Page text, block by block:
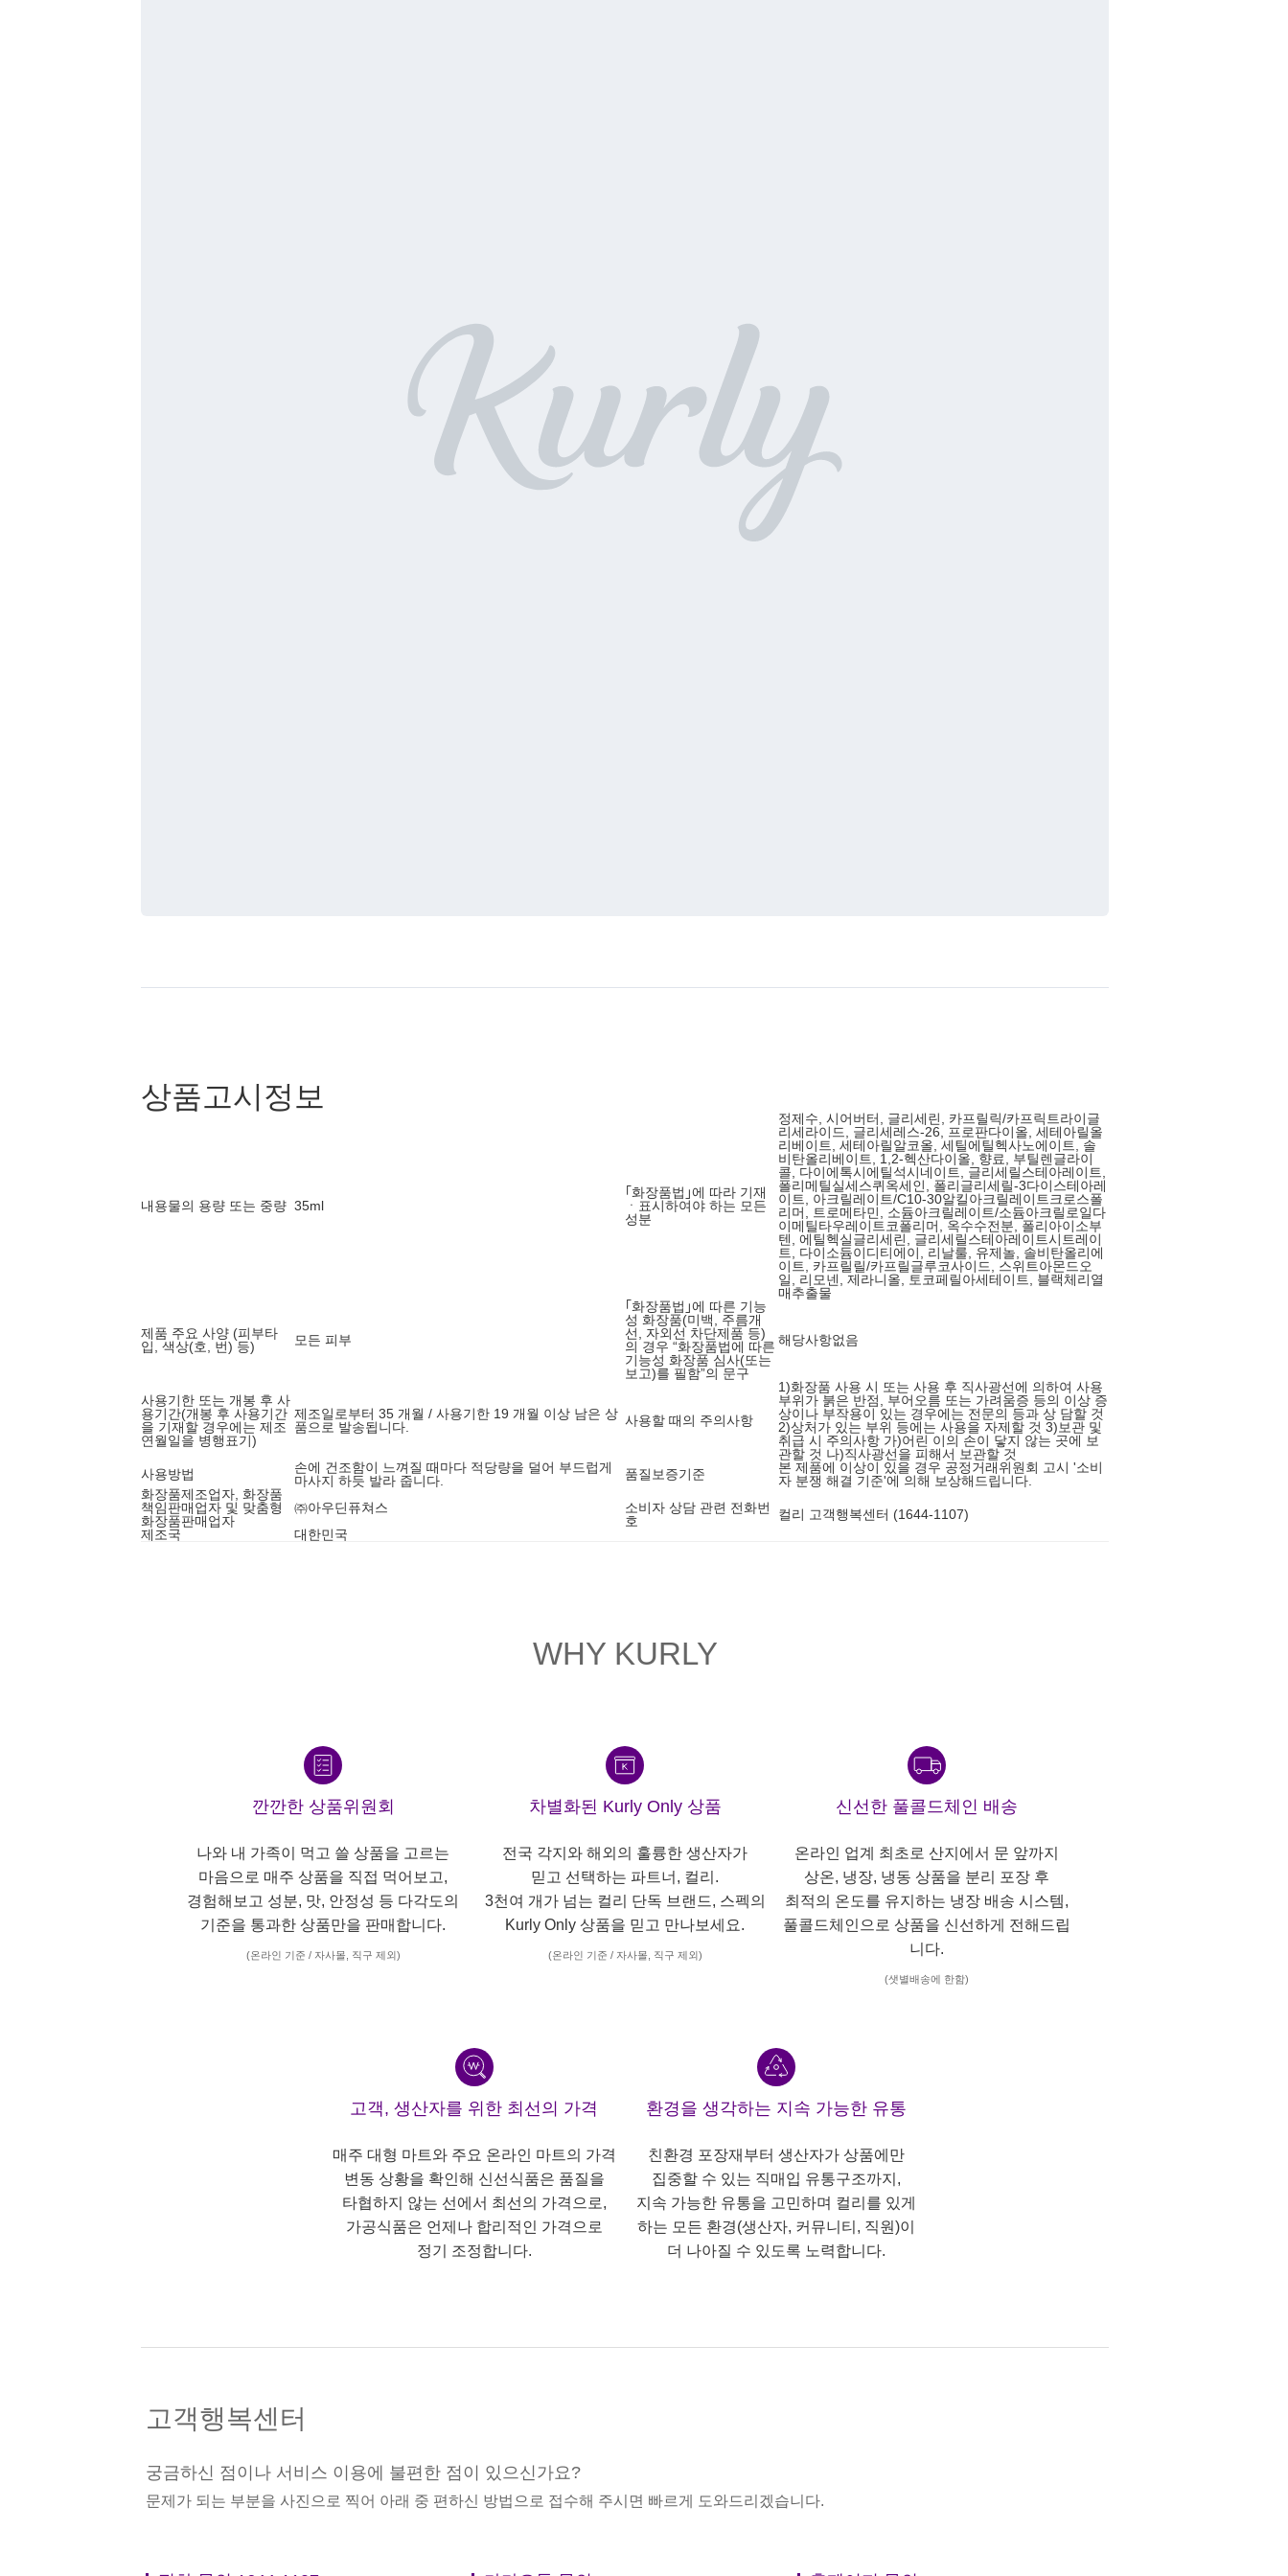
상품고시정보
내용물의 용량 또는 중량 35ml
｢화장품법｣에 따라 기재
ㆍ표시하여야 하는 모든
성분
정제수, 시어버터, 글리세린, 카프릴릭/카프릭트라이글
리세라이드, 글리세레스-26, 프로판다이올, 세테아릴올
리베이트, 세테아릴알코올, 세틸에틸헥사노에이트, 솔
비탄올리베이트, 1,2-헥산다이올, 향료, 부틸렌글라이
콜, 다이에톡시에틸석시네이트, 글리세릴스테아레이트,
폴리메틸실세스퀴옥세인, 폴리글리세릴-3다이스테아레
이트, 아크릴레이트/C10-30알킬아크릴레이트크로스폴
리머, 트로메타민, 소듐아크릴레이트/소듐아크릴로일다
이메틸타우레이트코폴리머, 옥수수전분, 폴리아이소부
텐, 에틸헥실글리세린, 글리세릴스테아레이트시트레이
트, 다이소듐이디티에이, 리날룰, 유제놀, 솔비탄올리에
이트, 카프릴릴/카프릴글루코사이드, 스위트아몬드오
일, 리모넨, 제라니올, 토코페릴아세테이트, 블랙체리열
매추출물
제품 주요 사양 (피부타
입, 색상(호, 번) 등)
모든 피부
｢화장품법｣에 따른 기능
성 화장품(미백, 주름개
선, 자외선 차단제품 등)
의 경우 “화장품법에 따른
기능성 화장품 심사(또는
보고)를 필함”의 문구
해당사항없음
사용기한 또는 개봉 후 사
용기간(개봉 후 사용기간
을 기재할 경우에는 제조
연월일을 병행표기)
제조일로부터 35 개월 / 사용기한 19 개월 이상 남은 상
품으로 발송됩니다.
사용할 때의 주의사항
1)화장품 사용 시 또는 사용 후 직사광선에 의하여 사용
부위가 붉은 반점, 부어오름 또는 가려움증 등의 이상 증
상이나 부작용이 있는 경우에는 전문의 등과 상 담할 것
2)상처가 있는 부위 등에는 사용을 자제할 것 3)보관 및
취급 시 주의사항 가)어린 이의 손이 닿지 않는 곳에 보
관할 것 나)직사광선을 피해서 보관할 것
사용방법
손에 건조함이 느껴질 때마다 적당량을 덜어 부드럽게
마사지 하듯 발라 줍니다.
품질보증기준
본 제품에 이상이 있을 경우 공정거래위원회 고시 '소비
자 분쟁 해결 기준'에 의해 보상해드립니다.
화장품제조업자, 화장품
책임판매업자 및 맞춤형
화장품판매업자
㈜아우딘퓨쳐스
소비자 상담 관련 전화번
호
컬리 고객행복센터 (1644-1107)
제조국
대한민국
WHY KURLY
깐깐한 상품위원회
나와 내 가족이 먹고 쓸 상품을 고르는
마음으로 매주 상품을 직접 먹어보고,
경험해보고 성분, 맛, 안정성 등 다각도의
기준을 통과한 상품만을 판매합니다.
(온라인 기준 / 자사몰, 직구 제외)
차별화된 Kurly Only 상품
전국 각지와 해외의 훌륭한 생산자가
믿고 선택하는 파트너, 컬리.
3천여 개가 넘는 컬리 단독 브랜드, 스펙의
Kurly Only 상품을 믿고 만나보세요.
(온라인 기준 / 자사몰, 직구 제외)
신선한 풀콜드체인 배송
온라인 업계 최초로 산지에서 문 앞까지
상온, 냉장, 냉동 상품을 분리 포장 후
최적의 온도를 유지하는 냉장 배송 시스템,
풀콜드체인으로 상품을 신선하게 전해드립
니다.
(샛별배송에 한함)
고객, 생산자를 위한 최선의 가격
매주 대형 마트와 주요 온라인 마트의 가격
변동 상황을 확인해 신선식품은 품질을
타협하지 않는 선에서 최선의 가격으로,
가공식품은 언제나 합리적인 가격으로
정기 조정합니다.
환경을 생각하는 지속 가능한 유통
친환경 포장재부터 생산자가 상품에만
집중할 수 있는 직매입 유통구조까지,
지속 가능한 유통을 고민하며 컬리를 있게
하는 모든 환경(생산자, 커뮤니티, 직원)이
더 나아질 수 있도록 노력합니다.
고객행복센터
궁금하신 점이나 서비스 이용에 불편한 점이 있으신가요?
문제가 되는 부분을 사진으로 찍어 아래 중 편하신 방법으로 접수해 주시면 빠르게 도와드리겠습니다.